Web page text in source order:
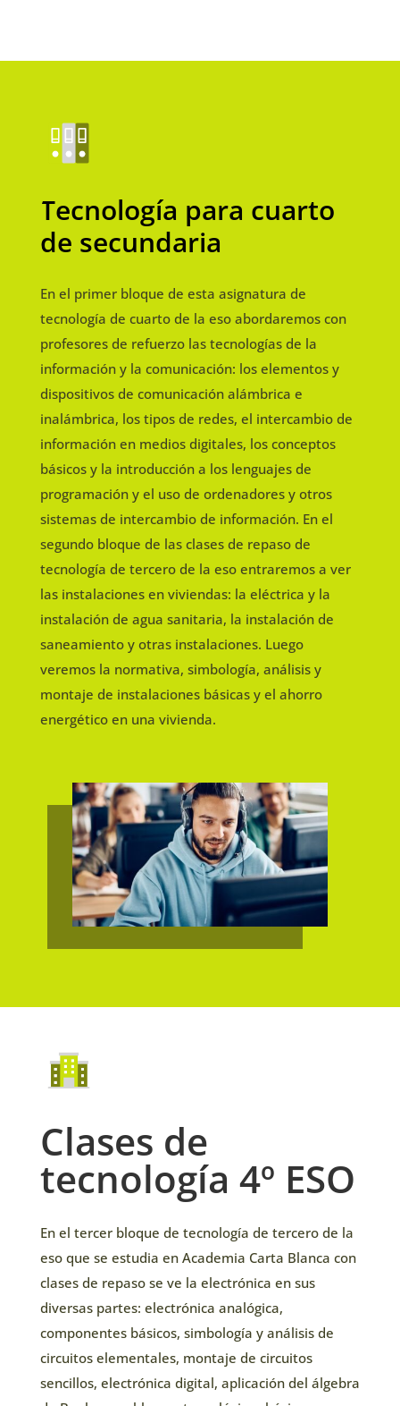
Tecnología para cuarto
de secundaria
En el primer bloque de esta asignatura de
tecnología de cuarto de la eso abordaremos con
profesores de refuerzo las tecnologías de la
información y la comunicación: los elementos y
dispositivos de comunicación alámbrica e
inalámbrica, los tipos de redes, el intercambio de
información en medios digitales, los conceptos
básicos y la introducción a los lenguajes de
programación y el uso de ordenadores y otros
sistemas de intercambio de información. En el
segundo bloque de las clases de repaso de
tecnología de tercero de la eso entraremos a ver
las instalaciones en viviendas: la eléctrica y la
instalación de agua sanitaria, la instalación de
saneamiento y otras instalaciones. Luego
veremos la normativa, simbología, análisis y
montaje de instalaciones básicas y el ahorro
energético en una vivienda.
Clases de
tecnología 4º ESO
En el tercer bloque de tecnología de tercero de la
eso que se estudia en Academia Carta Blanca con
clases de repaso se ve la electrónica en sus
diversas partes: electrónica analógica,
componentes básicos, simbología y análisis de
circuitos elementales, montaje de circuitos
sencillos, electrónica digital, aplicación del álgebra